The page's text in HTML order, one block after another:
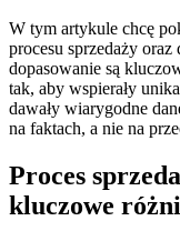
W tym artykule chcę
procesu sprzedaży
dopasowanie są
tak, aby wspierały
dawały wiarygodne
na faktach, a nie na
Proces
kluczowe